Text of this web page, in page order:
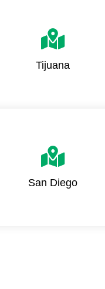
Tijuana
Torela corporativo piso 5
interior 513 Col. Calete,
Tijuana, B.C. 22014
San Diego
600 W Broadway Suite 700
San Diego, CA 92101